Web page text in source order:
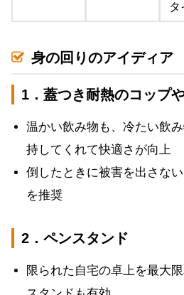
タ
身の回りのアイディア
1．蓋つき耐熱のコップ
温かい飲み物も、冷たい飲
持してくれて快適さが向上
倒したときに被害を出さな
を推奨
2．ペンスタンド
限られた自宅の卓上を最大